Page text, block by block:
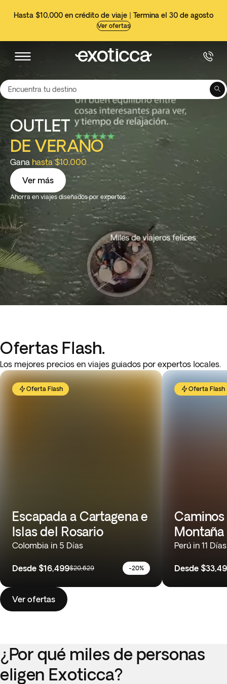
Hasta $10,000 en crédito de viaje | Termina el 30 de agosto
Ver ofertas
OUTLET
DE VERANO
Gana hasta $10,000
Ver más
Ahorra en viajes diseñados por expertos
Encuentra tu destino
Ofertas Flash.
Los mejores precios en viajes guiados por expertos locales.
Oferta Flash
Escapada a Cartagena e
Islas del Rosario
Colombia in 5 Días
Desde $16,499$20,629 -20%
Oferta Flash
Perú in 11 Días
Desde
Ver ofertas
¿Por qué miles de personas
eligen Exoticca?